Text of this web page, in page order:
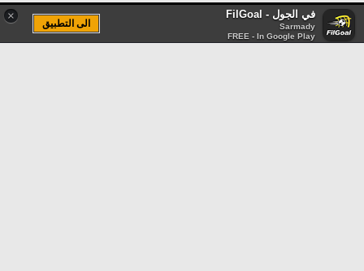
× في الجول - FilGoal
Sarmady
FREE - In Google Play
الى التطبيق